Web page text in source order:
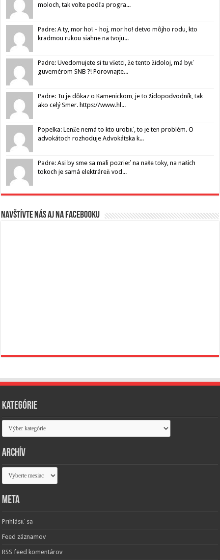
moloch, tak volte podľa progra...
Padre: A ty, mor ho! – hoj, mor ho! detvo môjho rodu, kto
kradmou rukou siahne na tvoju...
Padre: Uvedomujete si tu všetci, že tento židoloj, má byť
guvernérom SNB ?! Porovnajte...
Padre: Tu je dôkaz o Kamenickom, je to židopodvodník, tak
ako celý Smer. https://www.hl...
Popelka: Lenže nemá to kto urobiť, to je ten problém. O
advokátoch rozhoduje Advokátska k...
Padre: Asi by sme sa mali pozrieť na naše toky, na našich
tokoch je samá elektráreň vod...
Navštívte nás aj na Facebooku
Kategórie
Kategórie
Archív
Archív
Meta
Prihlásiť sa
Feed záznamov
RSS feed komentárov